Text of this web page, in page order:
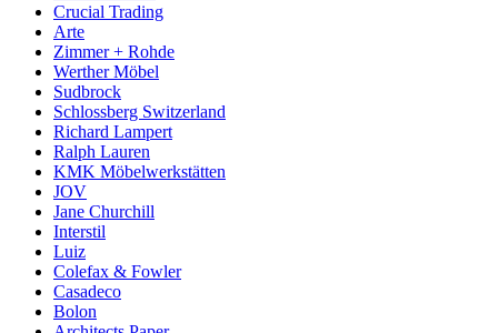
Crucial Trading
Arte
Zimmer + Rohde
Werther Möbel
Sudbrock
Schlossberg Switzerland
Richard Lampert
Ralph Lauren
KMK Möbelwerkstätten
JOV
Jane Churchill
Interstil
Luiz
Colefax & Fowler
Casadeco
Bolon